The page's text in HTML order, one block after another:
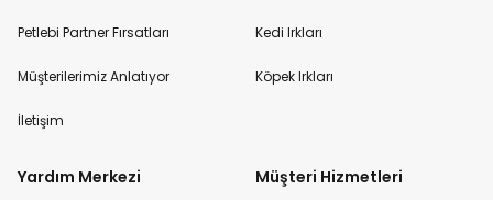
Petlebi Partner Fırsatları
Müşterilerimiz Anlatıyor
İletişim
Kedi Irkları
Köpek Irkları
Yardım Merkezi Müşteri Hizmetleri